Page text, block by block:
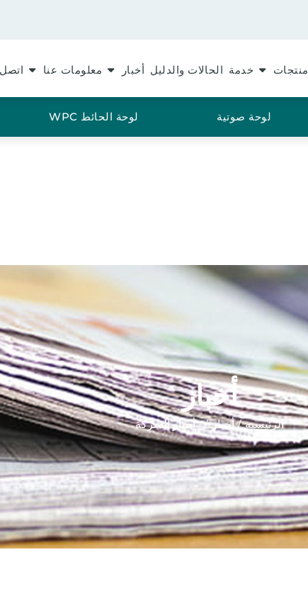
منتجات خدمة الحالات والدليل أخبار معلومات عنا اتصل
لوحة صوتية لوحة الحائط WPC
أخبار
الرئيسية/أخبار/ أخبار الشركة